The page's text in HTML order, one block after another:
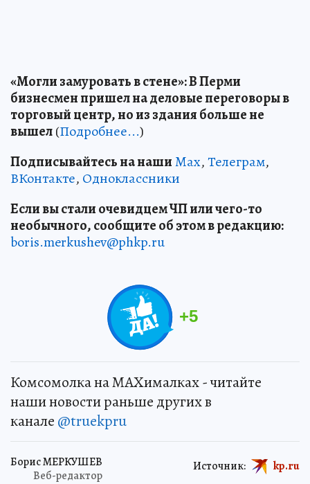
«Могли замуровать в стене»: В Перми
бизнесмен пришел на деловые переговоры в
торговый центр, но из здания больше не
вышел(Подробнее...)
Подписывайтесь на нашиMax,Телеграм,
ВКонтакте, Одноклассники
Если вы стали очевидцем ЧП или чего-то
необычного, сообщите об этом в редакцию:
boris.merkushev@phkp.ru
+5
Комсомолка на MAXималках - читайте
наши новости раньше других в
канале @truekpru
Борис МЕРКУШЕВ
Веб-редактор
Источник: kp.ru